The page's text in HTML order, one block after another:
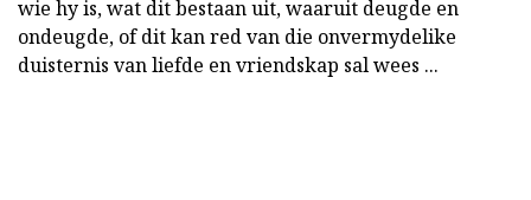
wie hy is, wat dit bestaan uit, waaruit deugde en
ondeugde, of dit kan red van die onvermydelike
duisternis van liefde en vriendskap sal wees ...